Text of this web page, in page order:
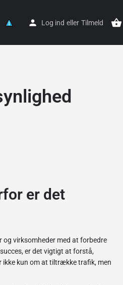
Log ind eller Tilmeld
er det
og virksomheder med at forbedre
er det vigtigt at forstå,
ikke kun om at tiltrække trafik, men